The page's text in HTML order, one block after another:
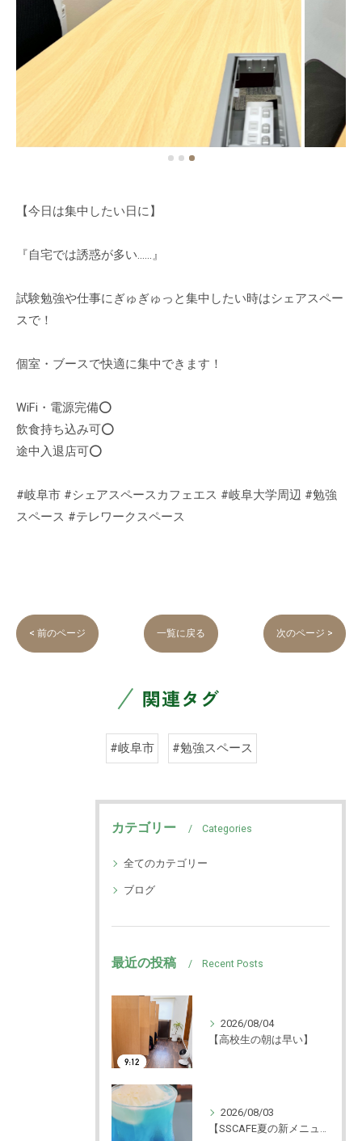
【今日は集中したい日に】
『自宅では誘惑が多い……』
試験勉強や仕事にぎゅぎゅっと集中したい時はシェアスペー
スで！
個室・ブースで快適に集中できます！
WiFi・電源完備⭕️
飲食持ち込み可⭕️
途中入退店可⭕️
#岐阜市 #シェアスペースカフェエス #岐阜大学周辺 #勉強
スペース #テレワークスペース
< 前のページ 一覧に戻る 次のページ >
関連タグ
#岐阜市 #勉強スペース
カテゴリー Categories
全てのカテゴリー
ブログ
最近の投稿 Recent Posts
2026/08/04
【高校生の朝は早い】
2026/08/03